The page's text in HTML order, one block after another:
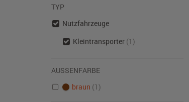
TYP
Nutzfahrzeuge
Kleintransporter (1)
AUSSENFARBE
braun (1)